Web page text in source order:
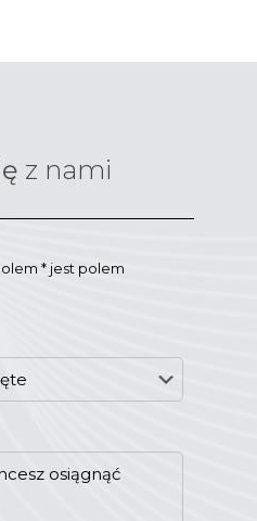
z nami
* jest polem